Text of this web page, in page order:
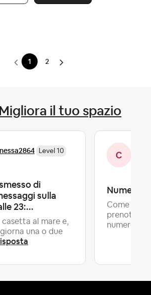
1 2
il tuo spazio
Level 10
di
sulla
23:...
al mare e,
una o due
Numero
Come mai
numero...